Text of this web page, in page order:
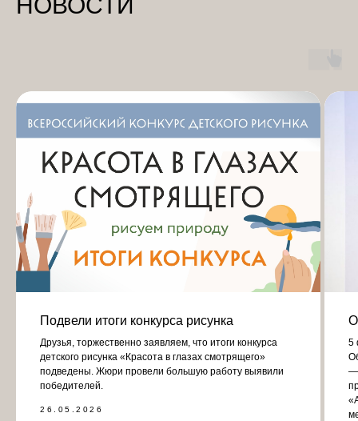
Подвели итоги конкурса рисунка
Друзья, торжественно заявляем, что итоги конкурса
детского рисунка «Красота в глазах смотрящего»
подведены. Жюри провели большую работу выявили
победителей.
26.05.2026
5
—